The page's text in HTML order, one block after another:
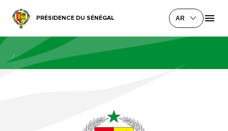
PRÉSIDENCE DU SÉNÉGAL AR
/